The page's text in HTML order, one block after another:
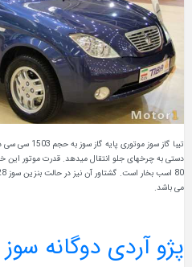
می باشد.
پژو آردی دوگانه سوز